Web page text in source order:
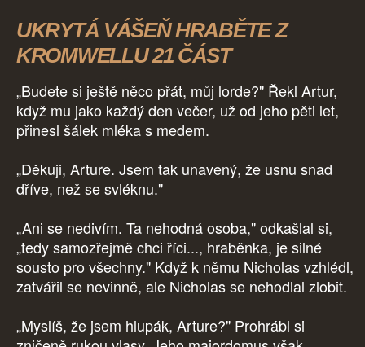
UKRYTÁ VÁŠEŇ HRABĚTE Z
KROMWELLU 21 ČÁST
„Budete si ještě něco přát, můj lorde?" Řekl Artur,
když mu jako každý den večer, už od jeho pěti let,
přinesl šálek mléka s medem.
„Děkuji, Arture. Jsem tak unavený, že usnu snad
dříve, než se svléknu."
„Ani se nedivím. Ta nehodná osoba," odkašlal si,
„tedy samozřejmě chci říci..., hraběnka, je silné
sousto pro všechny." Když k němu Nicholas vzhlédl,
zatvářil se nevinně, ale Nicholas se nehodlal zlobit.
„Myslíš, že jsem hlupák, Arture?" Prohrábl si